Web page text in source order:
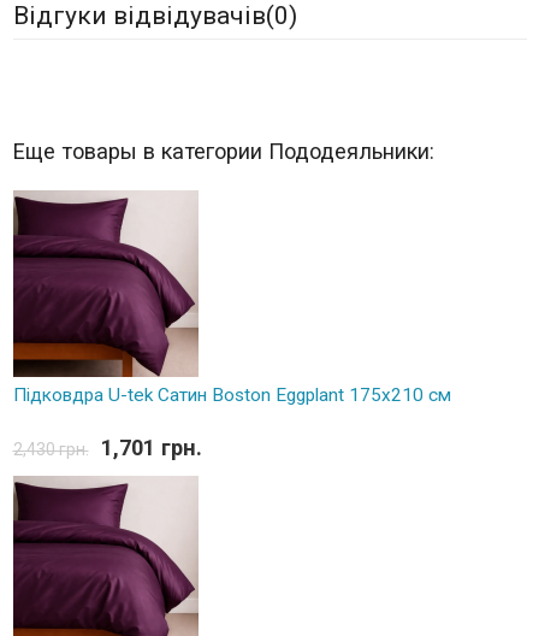
Відгуки відвідувачів(0)
Еще товары в категории Пододеяльники:
Підковдра U-tek Сатин Boston Eggplant 175х210 см
2,430 грн. 1,701 грн.